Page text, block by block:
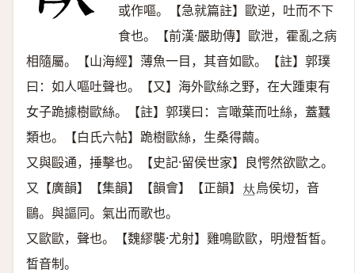
或作嘔。【急就篇註】歐逆，吐而不下
食也。【前漢·嚴助傳】歐泄，霍亂之病
相隨屬。【山海經】薄魚一目，其音如歐。【註】郭璞
曰：如人嘔吐聲也。【又】海外歐絲之野，在大踵東有
女子跪據樹歐絲。【註】郭璞曰：言噉葉而吐絲，蓋蠶
類也。【白氏六帖】跪樹歐絲，生桑得繭。
又與毆通，捶擊也。【史記·留侯世家】良愕然欲歐之。
又【廣韻】【集韻】【韻會】【正韻】 𠀤烏侯切，音
鷗。與謳同。氣出而歌也。
又歐歐，聲也。【魏繆襲·尤射】雞鳴歐歐，明燈皙皙。
皙音制。